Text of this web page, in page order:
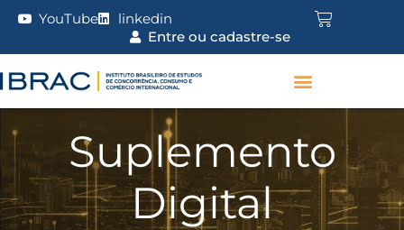
YouTube
linkedin
Entre ou cadastre-se
Suplemento
Digital